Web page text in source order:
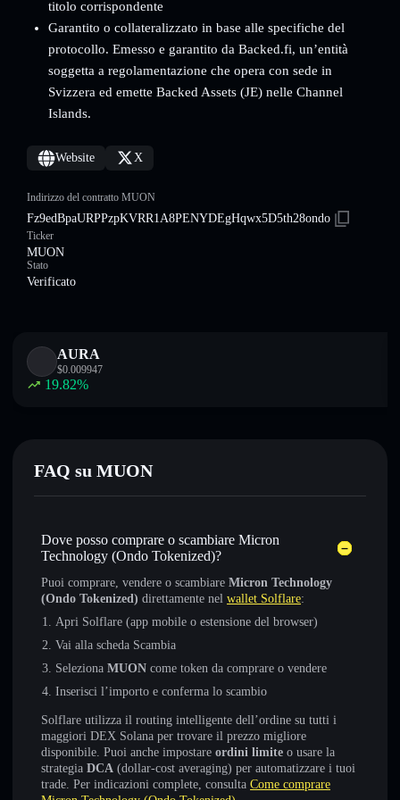
titolo corrispondente
Garantito o collateralizzato in base alle specifiche del
protocollo. Emesso e garantito da Backed.fi, un’entità
soggetta a regolamentazione che opera con sede in
Svizzera ed emette Backed Assets (JE) nelle Channel
Islands.
Website X
Indirizzo del contratto MUON
Fz9edBpaURPPzpKVRR1A8PENYDEgHqwx5D5th28ondo
Ticker
MUON
Stato
Verificato
AURA
$0.009947
19.82%
FAQ su MUON
Dove posso comprare o scambiare Micron
Technology (Ondo Tokenized)?
Puoi comprare, vendere o scambiare Micron Technology
(Ondo Tokenized) direttamente nel wallet Solflare:
Apri Solflare (app mobile o estensione del browser)
Vai alla scheda Scambia
Seleziona MUON come token da comprare o vendere
Inserisci l’importo e conferma lo scambio
Solflare utilizza il routing intelligente dell’ordine su tutti i
maggiori DEX Solana per trovare il prezzo migliore
disponibile. Puoi anche impostare ordini limite o usare la
strategia DCA (dollar-cost averaging) per automatizzare i tuoi
trade. Per indicazioni complete, consulta Come comprare